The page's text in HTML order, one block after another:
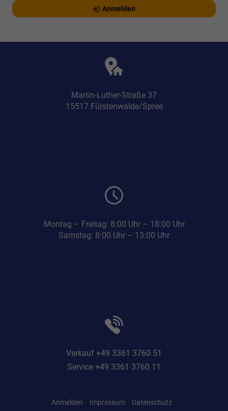
Anmelden
Martin-Luther-Straße 37
15517 Fürstenwalde/Spree
Montag – Freitag: 8:00 Uhr – 18:00 Uhr
Samstag: 8:00 Uhr – 13:00 Uhr
Verkauf +49 3361 3760 51
Service +49 3361 3760 11
Anmelden Impressum
Datenschutz